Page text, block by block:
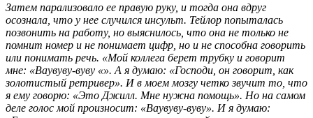
Затем парализовало ее правую руку, и тогда она вдруг
осознала, что у нее случился инсульт. Тейлор попыталась
позвонить на работу, но выяснилось, что она не только не
помнит номер и не понимает цифр, но и не способна говорить
или понимать речь. «Мой коллега берет трубку и говорит
мне: «Ваувуву-вуву «». А я думаю: «Господи, он говорит, как
золотистый ретривер». И в моем мозгу четко звучит то, что
я ему говорю: «Это Джилл. Мне нужна помощь». Но на самом
деле голос мой произносит: «Ваувуву-вуву». И я думаю: